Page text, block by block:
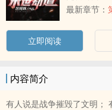
最新章节：
立即阅读
内容简介
有人说是战争摧毁了文明；